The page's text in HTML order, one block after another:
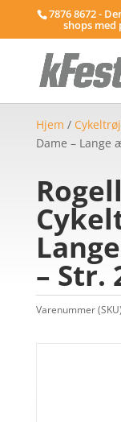
7876 8672 -
shops
Hjem /
Dame – Lange
– Str.
Varenummer